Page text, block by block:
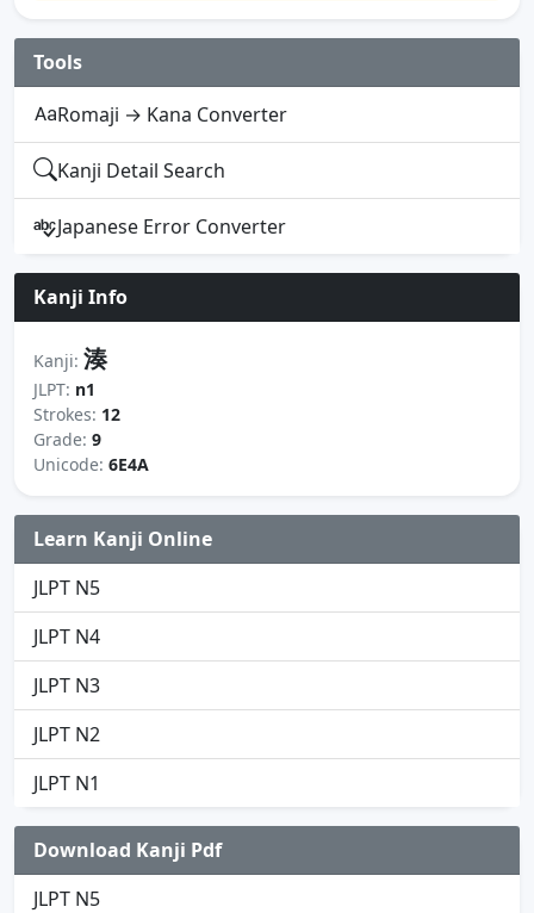
Tools
Romaji → Kana Converter
Kanji Detail Search
Japanese Error Converter
Kanji Info
Kanji: 湊
JLPT: n1
Strokes: 12
Grade: 9
Unicode: 6E4A
Learn Kanji Online
JLPT N5
JLPT N4
JLPT N3
JLPT N2
JLPT N1
Download Kanji Pdf
JLPT N5